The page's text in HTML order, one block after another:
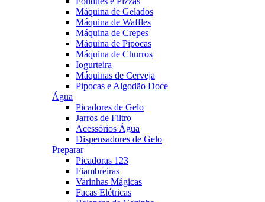
Máquina de Gelados
Máquina de Waffles
Máquina de Crepes
Máquina de Pipocas
Máquina de Churros
Iogurteira
Máquinas de Cerveja
Pipocas e Algodão Doce
Água
Picadores de Gelo
Jarros de Filtro
Acessórios Água
Dispensadores de Gelo
Preparar
Picadoras 123
Fiambreiras
Varinhas Mágicas
Facas Elétricas